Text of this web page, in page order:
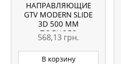
НАПРАВЛЯЮЩИЕ
GTV MODERN SLIDE
3D 500 ММ
ПОЛНОГО
ВЫДВИЖЕНИЯ С
ДОВОДЧИКОМ
568,13 грн.
В корзину